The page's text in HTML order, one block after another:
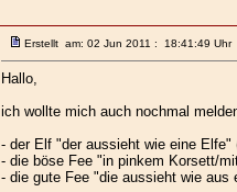
Erstellt am: 02 Jun 2011 : 18:41:49 Uhr
Hallo,
ich wollte mich auch nochmal
- der Elf "der aussieht wie eine
- die böse Fee "in pinkem Korsett/
- die gute Fee "die aussieht wie aus